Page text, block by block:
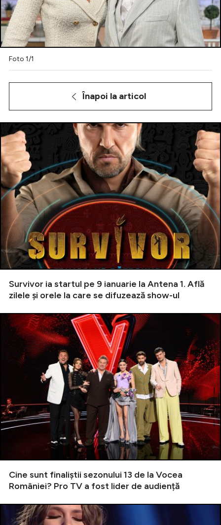
Celebrități
Breaking News
Intră în cont
Creează cont
Foto 1/1
Înapoi la articol
Survivor ia startul pe 9 ianuarie la Antena 1. Află
zilele și orele la care se difuzează show-ul
Cine sunt finaliștii sezonului 13 de la Vocea
României? Pro TV a fost lider de audiență